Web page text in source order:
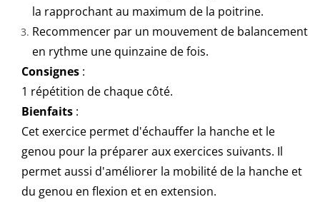
la rapprochant au maximum de la poitrine.
Recommencer par un mouvement de balancement
en rythme une quinzaine de fois.
Consignes :
1 répétition de chaque côté.
Bienfaits :
Cet exercice permet d'échauffer la hanche et le
genou pour la préparer aux exercices suivants. Il
permet aussi d'améliorer la mobilité de la hanche et
du genou en flexion et en extension.